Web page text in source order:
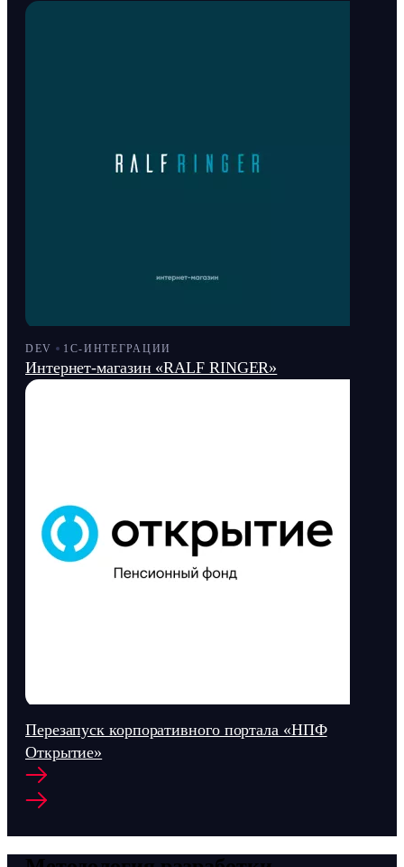
DEV 1С-ИНТЕГРАЦИИ
Интернет-магазин «RALF RINGER»
Перезапуск корпоративного портала «НПФ
Открытие»